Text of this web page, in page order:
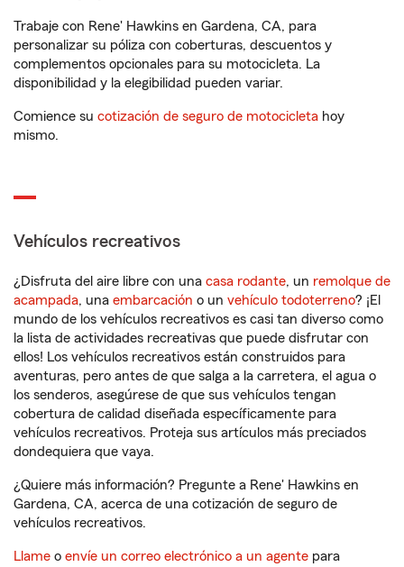
Trabaje con Rene' Hawkins en Gardena, CA, para
personalizar su póliza con coberturas, descuentos y
complementos opcionales para su motocicleta. La
disponibilidad y la elegibilidad pueden variar.
Comience su cotización de seguro de motocicleta hoy
mismo.
Vehículos recreativos
¿Disfruta del aire libre con una casa rodante, un remolque de
acampada, una embarcación o un vehículo todoterreno? ¡El
mundo de los vehículos recreativos es casi tan diverso como
la lista de actividades recreativas que puede disfrutar con
ellos! Los vehículos recreativos están construidos para
aventuras, pero antes de que salga a la carretera, el agua o
los senderos, asegúrese de que sus vehículos tengan
cobertura de calidad diseñada específicamente para
vehículos recreativos. Proteja sus artículos más preciados
dondequiera que vaya.
¿Quiere más información? Pregunte a Rene' Hawkins en
Gardena, CA, acerca de una cotización de seguro de
vehículos recreativos.
Llame o envíe un correo electrónico a un agente para